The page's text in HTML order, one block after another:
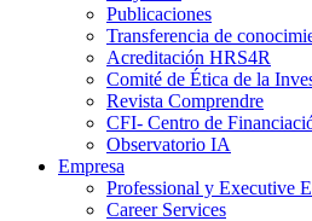
Publicaciones
Transferencia de
Acreditación HRS4R
Comité de Ética de la
Revista Comprendre
CFI- Centro de
Observatorio IA
Empresa
Professional y Executive
Career Services